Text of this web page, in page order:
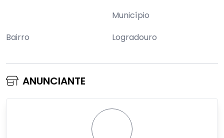
Município
Bairro
Logradouro
ANUNCIANTE